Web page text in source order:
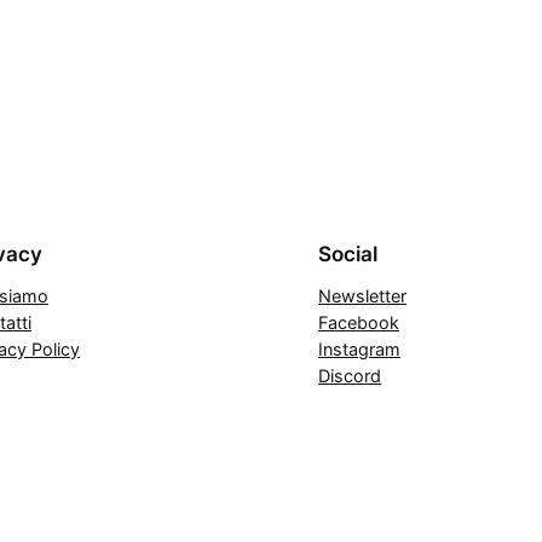
Policy
Social
Newsletter
Facebook
Instagram
Discord